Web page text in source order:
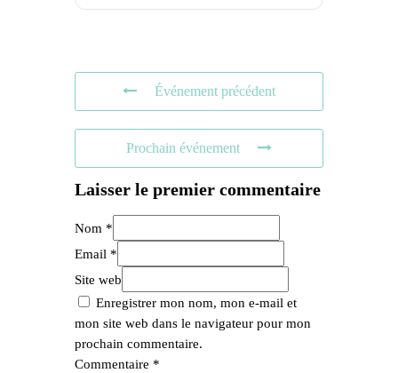
Événement précédent
Prochain événement
Laisser le premier commentaire
Nom *
Email *
Site web
Enregistrer mon nom, mon e-mail et
mon site web dans le navigateur pour mon
prochain commentaire.
Commentaire *